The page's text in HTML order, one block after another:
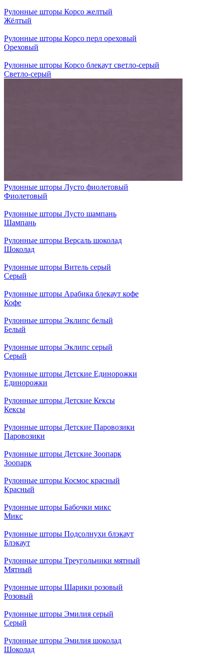
Рулонные шторы Корсо желтый
Жёлтый
Рулонные шторы Корсо перл ореховый
Ореховый
Рулонные шторы Корсо блекаут светло-серый
Светло-серый
Рулонные шторы Лусто фиолетовый
Фиолетовый
Рулонные шторы Лусто шампань
Шампань
Рулонные шторы Версаль шоколад
Шоколад
Рулонные шторы Витель серый
Серый
Рулонные шторы Арабика блекаут кофе
Кофе
Рулонные шторы Эклипс белый
Белый
Рулонные шторы Эклипс серый
Серый
Рулонные шторы Детские Единорожки
Единорожки
Рулонные шторы Детские Кексы
Кексы
Рулонные шторы Детские Паровозики
Паровозики
Рулонные шторы Детские Зоопарк
Зоопарк
Рулонные шторы Космос красный
Красный
Рулонные шторы Бабочки микс
Микс
Рулонные шторы Подсолнухи блэкаут
Блэкаут
Рулонные шторы Треугольники мятный
Мятный
Рулонные шторы Шарики розовый
Розовый
Рулонные шторы Эмилия серый
Серый
Рулонные шторы Эмилия шоколад
Шоколад